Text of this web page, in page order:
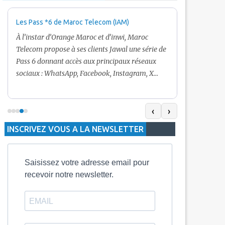
Les Pass *6 de Maroc Telecom (IAM)
À l’instar d’Orange Maroc et d’inwi, Maroc
Telecom propose à ses clients Jawal une série de
Pass 6 donnant accès aux principaux réseaux
sociaux : WhatsApp, Facebook, Instagram, X
5 Dh inclut 100 Mo, le Pass 10 Dh offre 400 Mo,
tandis que les formules à 20 Dh et 30 Dh
proposent respectivement 1 Go et 2 Go. Les
durées de validité sont de 3 jours pour
‹ ›
INSCRIVEZ VOUS A LA NEWSLETTER
Saisissez votre adresse email pour
recevoir notre newsletter.